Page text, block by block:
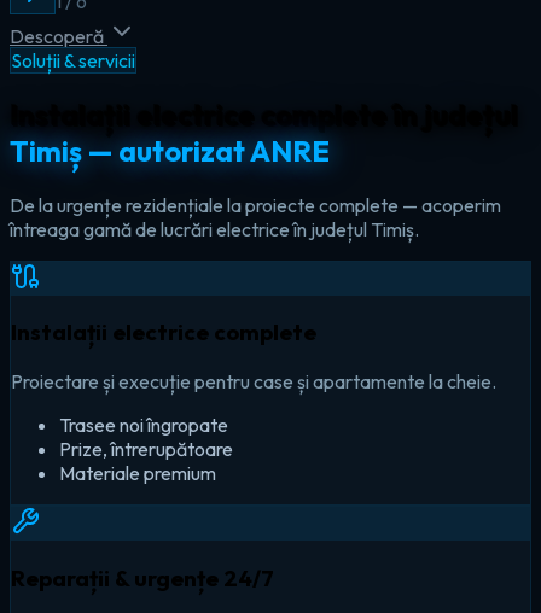
Descoperă
Soluții & servicii
Timiș — autorizat ANRE
De la urgențe rezidențiale la proiecte complete — acoperim
întreaga gamă de lucrări electrice în județul Timiș.
Instalații electrice complete
Proiectare și execuție pentru case și apartamente la cheie.
Trasee noi îngropate
Prize, întrerupătoare
Materiale premium
Reparații & urgențe 24/7